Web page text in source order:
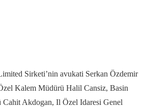
Sirketi’nin avukati Serkan Özdemir
Kalem Müdürü Halil Cansiz, Basin
Akdogan, Il Özel Idaresi Genel